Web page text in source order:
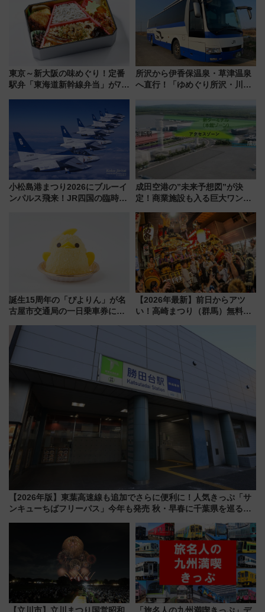
たまご」新グルメ続々登場！
【2026年8月】
（7月18日スタート）
東京～新大阪の味めぐり！定番
駅弁「東海道新幹線弁当」が7月
所沢から伊香保温泉・草津温泉
へ直行！「ゆめぐり所沢・川越
軽に 運行ダイヤ・運賃を解説
小松島港まつり2026にブルーイ
ンパルス飛来！JR四国の臨時ダ
成田空港の”未来予想図”が決
定！商業施設も入る巨大ワンタ
で新型特急が品川･羽田とを結
ぶ！ JR空港駅は2面3線化！
誕生15周年の「ぴよりん」が名
古屋市交通局の一日乗車券に！
定1万5000枚】
【2026年最新】前日からアツ
い！高崎まつり（群馬）無料観
【2026年版】東葉高速線も追加でさらに便利に！人気きっぷ「サ
ンキューちばフリーパス」今年も発売 秋・早春に千葉県を巡るな
【立川市】立川まつり国営昭和
「旅名人の九州満喫きっぷ」デ